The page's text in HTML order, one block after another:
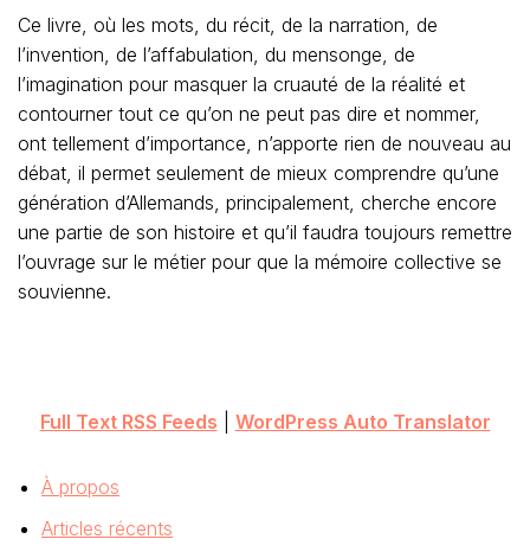
Ce livre, où les mots, du récit, de la narration, de
l’invention, de l’affabulation, du mensonge, de
l’imagination pour masquer la cruauté de la réalité et
contourner tout ce qu’on ne peut pas dire et nommer,
ont tellement d’importance, n’apporte rien de nouveau au
débat, il permet seulement de mieux comprendre qu’une
génération d’Allemands, principalement, cherche encore
une partie de son histoire et qu’il faudra toujours remettre
l’ouvrage sur le métier pour que la mémoire collective se
souvienne.
Full Text RSS Feeds WordPress Auto Translator
À propos
Articles récents